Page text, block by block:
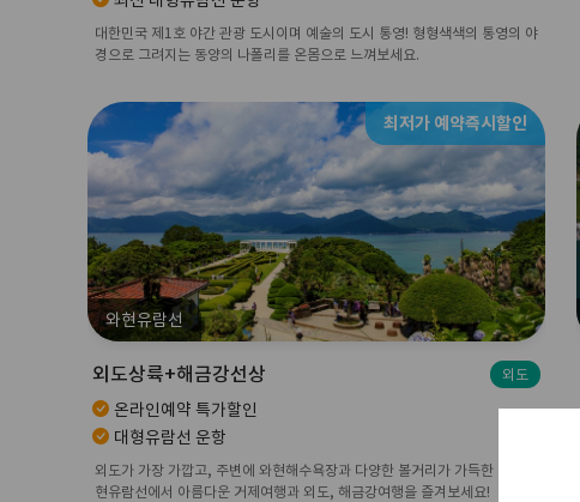
대한민국 제1호 야간 관광 도시이며 예술의 도시 통영! 형형색색의 통영의 야
경으로 그려지는 동양의 나폴리를 온몸으로 느껴보세요.
최저가 예약즉시할인
와현유람선
외도상륙+해금강선상 외도
온라인예약 특가할인
대형유람선 운항
외도가 가장 가깝고, 주변에 와현해수욕장과 다양한 볼거리가 가득한 곳! 와
현유람선에서 아름다운 거제여행과 외도, 해금강여행을 즐겨보세요!